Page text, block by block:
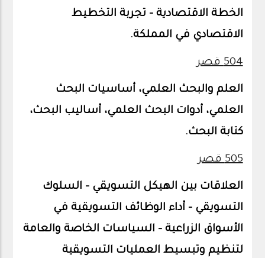
الخطة الاقتصادية – تجربة التخطيط
الاقتصادي في المملكة.
504 قصر
العلم والبحث العلمي، أساسيات البحث
العلمي، أدوات البحث العلمي، أساليب البحث،
كتابة البحث.
505 قصر
العلاقات بين الهيكل التسويقي – السلوك
التسويقي – أداء الوظائف التسويقية في
الأسواق الزراعية – السياسات الخاصة والعامة
لتنظيم وتبسيط العمليات التسويقية